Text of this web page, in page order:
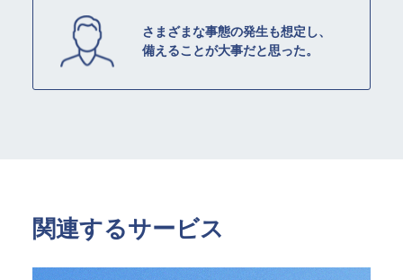
さまざまな事態の発生も想定し、
備えることが大事だと思った。
関連するサービス